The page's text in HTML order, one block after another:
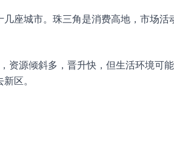
座城市。珠三角是消费高地，市场活
资源倾斜多，晋升快，但生活环境可
区。